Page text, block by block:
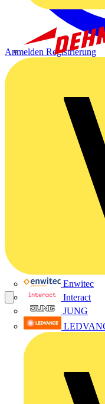
Enwitec
Interact
JUNG
Anmelden Registrierung